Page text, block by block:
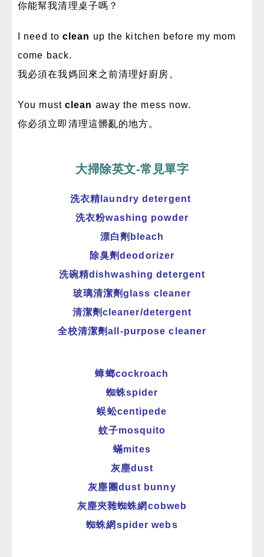
你能幫我清理桌子嗎？
I need to clean up the kitchen before my mom
come back.
我必須在我媽回來之前清理好廚房。
You must clean away the mess now.
你必須立即清理這髒亂的地方。
大掃除英文-常見單字
洗衣精laundry detergent
洗衣粉washing powder
漂白劑bleach
除臭劑deodorizer
洗碗精dishwashing detergent
玻璃清潔劑glass cleaner
清潔劑cleaner/detergent
全校清潔劑all-purpose cleaner
蟑螂cockroach
蜘蛛spider
蜈蚣centipede
蚊子mosquito
蟎mites
灰塵dust
灰塵團dust bunny
灰塵夾雜蜘蛛網cobweb
蜘蛛網spider webs